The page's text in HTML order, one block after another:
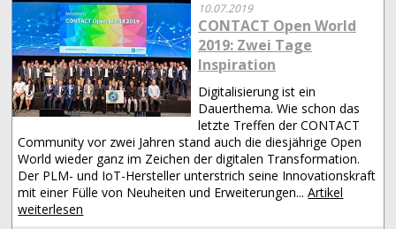
10.07.2019
CONTACT Open World
2019: Zwei Tage
Inspiration
Digitalisierung ist ein
Dauerthema. Wie schon das
letzte Treffen der CONTACT
Community vor zwei Jahren stand auch die diesjährige Open
World wieder ganz im Zeichen der digitalen Transformation.
Der PLM- und IoT-Hersteller unterstrich seine Innovationskraft
mit einer Fülle von Neuheiten und Erweiterungen...Artikel
weiterlesen